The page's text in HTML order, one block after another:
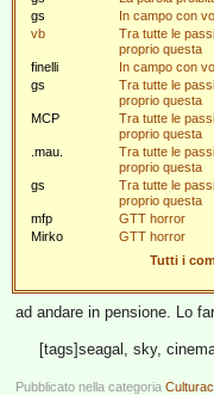
gs
In campo con
vb
Tra tutte le
proprio questa
finelli
In campo con
gs
Tra tutte le
proprio questa
MCP
Tra tutte le
proprio questa
.mau.
Tra tutte le
proprio questa
gs
Tra tutte le
proprio questa
mfp
GTT horror
Mirko
GTT horror
Tutti i
ad andare in pensione. Lo
[tags]seagal, sky,
Pubblicato nella categoria